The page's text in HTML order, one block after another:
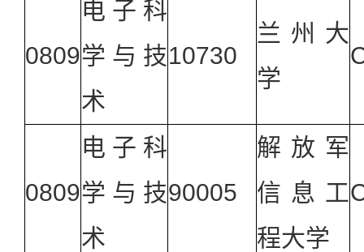
0809
电子科
学与技
术
10730
兰州大
学
0809
电子科
学与技
术
90005
解放军
信息工
程大学